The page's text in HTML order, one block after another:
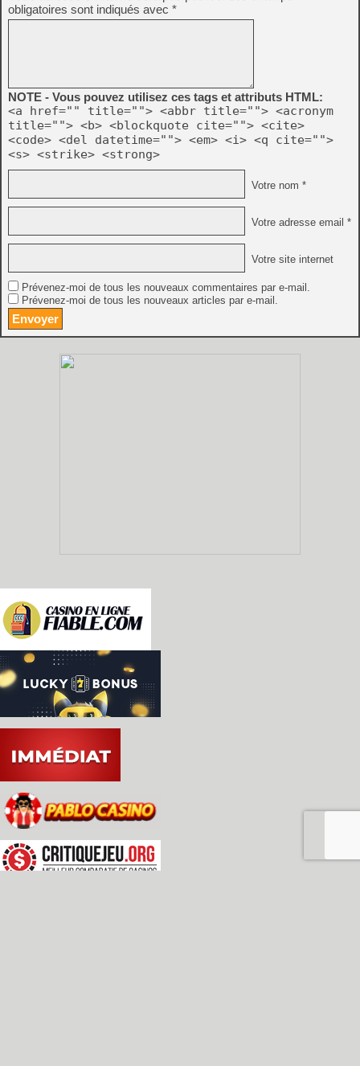
obligatoires sont indiqués avec *
NOTE - Vous pouvez utilisez ces tags et attributs HTML:
<a href="" title=""> <abbr title=""> <acronym
title=""> <b> <blockquote cite=""> <cite>
<code> <del datetime=""> <em> <i> <q cite="">
<s> <strike> <strong>
Votre nom *
Votre adresse email *
Votre site internet
Prévenez-moi de tous les nouveaux commentaires par e-mail.
Prévenez-moi de tous les nouveaux articles par e-mail.